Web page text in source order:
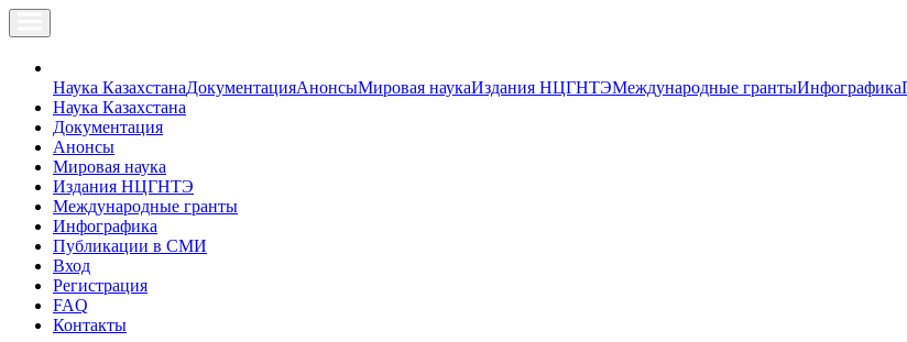
Наука КазахстанаДокументацияАнонсыМировая наукаИздания НЦГНТЭМеждународные грантыИнфографика
Наука Казахстана
Документация
Анонсы
Мировая наука
Издания НЦГНТЭ
Международные гранты
Инфографика
Публикации в СМИ
Вход
Регистрация
FAQ
Контакты